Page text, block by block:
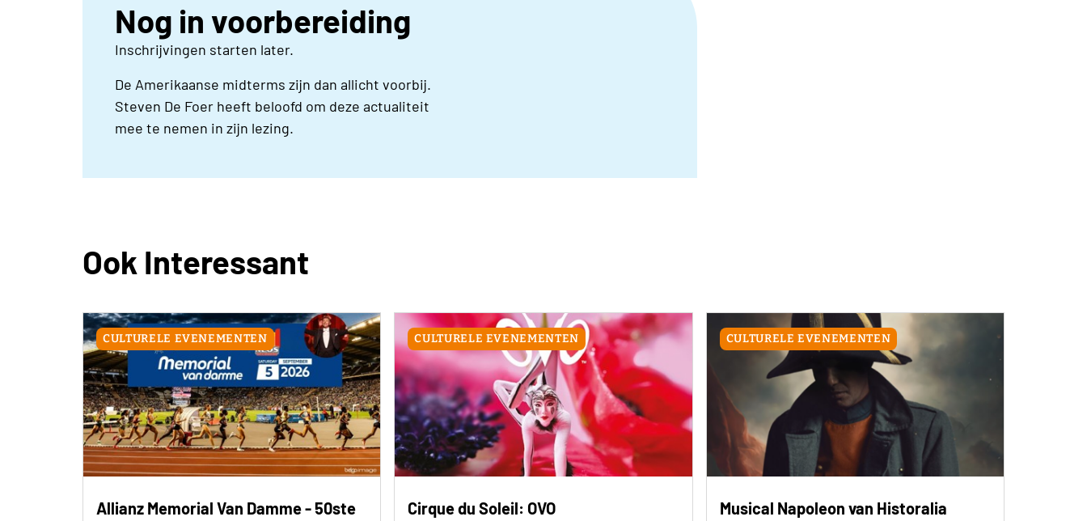
Nog in voorbereiding
Inschrijvingen starten later.
De Amerikaanse midterms zijn dan allicht voorbij.
Steven De Foer heeft beloofd om deze actualiteit
mee te nemen in zijn lezing.
Ook Interessant
CULTURELE EVENEMENTEN
Allianz Memorial Van Damme - 50ste
CULTURELE EVENEMENTEN
Cirque du Soleil: OVO
CULTURELE EVENEMENTEN
Musical Napoleon van Historalia